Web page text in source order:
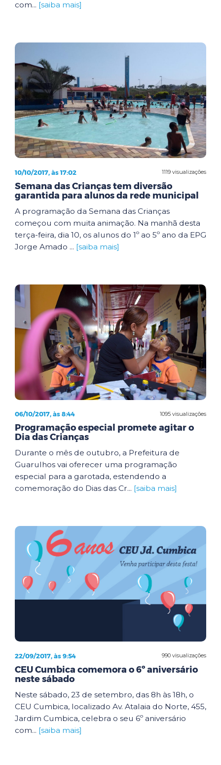
com... [saiba mais]
1119 visualizações
10/10/2017, às 17:02
Semana das Crianças tem diversão
garantida para alunos da rede municipal
A programação da Semana das Crianças
começou com muita animação. Na manhã desta
terça-feira, dia 10, os alunos do 1º ao 5º ano da EPG
Jorge Amado ... [saiba mais]
1095 visualizações
06/10/2017, às 8:44
Programação especial promete agitar o
Dia das Crianças
Durante o mês de outubro, a Prefeitura de
Guarulhos vai oferecer uma programação
especial para a garotada, estendendo a
comemoração do Dias das Cr... [saiba mais]
990 visualizações
22/09/2017, às 9:54
CEU Cumbica comemora o 6º aniversário
neste sábado
Neste sábado, 23 de setembro, das 8h às 18h, o
CEU Cumbica, localizado Av. Atalaia do Norte, 455,
Jardim Cumbica, celebra o seu 6º aniversário
com... [saiba mais]